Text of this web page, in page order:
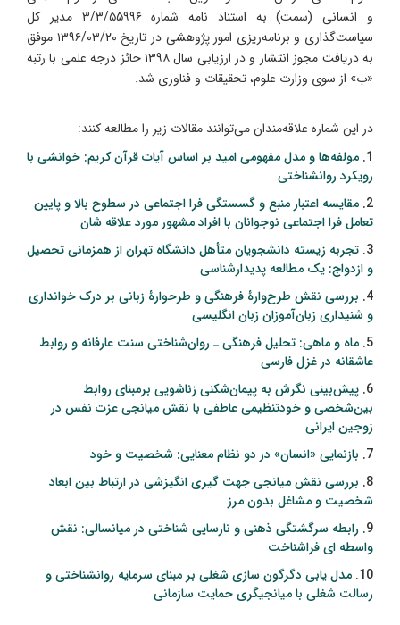
و انسانی (سمت) به استناد نامه شماره ۳/۳/۵۵۹۹۶ مدیر کل
سیاست‌گذاری و برنامه‌ریزی امور پژوهشی در تاریخ ۱۳۹۶/۰۳/۲۰ موفق
به دریافت مجوز انتشار و در ارزیابی سال ۱۳۹۸ حائز درجه علمی با رتبه
«ب» از سوی وزارت علوم، تحقیقات و فناوری شد.
در این شماره علاقه‌مندان می‌توانند مقالات زیر را مطالعه کنند:
1. مولفه‌ها و مدل مفهومی امید بر اساس آیات قرآن کریم: خوانشی با
رویکرد روانشناختی
2. مقایسه اعتبار منبع و گسستگی فرا اجتماعی در سطوح بالا و پایین
تعامل فرا اجتماعی نوجوانان با افراد مشهور مورد علاقه شان
3. تجربه زیسته دانشجویان متأهل دانشگاه تهران از همزمانی تحصیل
و ازدواج: یک مطالعه پدیدارشناسی
4. بررسی نقش طرح‌وارۀ فرهنگی و طرح‏وارۀ زبانی بر درک خوانداری
و شنیداری زبان‌آموزان زبان انگلیسی
5. ماه و ماهی: تحلیل فرهنگی ـ روان‌شناختی سنت عارفانه و روابط
عاشقانه در غزل فارسی
6. پیش‌بینی نگرش به پیمان‏‌شکنی زناشویی برمبنای روابط
بین‌شخصی و خودتنظیمی عاطفی با نقش میانجی عزت نفس در
زوجین ایرانی
7. بازنمایی «انسان» در دو نظام معنایی: شخصیت و خود
8. بررسی نقش میانجی جهت گیری انگیزشی در ارتباط بین ابعاد
شخصیت و مشاغل بدون مرز
9. رابطه سرگشتگی ذهنی و نارسایی شناختی در میانسالی: نقش
واسطه ای فراشناخت
10. مدل یابی دگرگون سازی شغلی بر مبنای سرمایه روانشناختی و
رسالت شغلی با میانجیگری حمایت سازمانی